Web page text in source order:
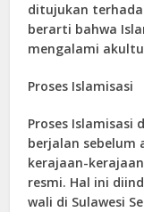
ditujukan
berarti bahwa
mengalami
Proses Islamisasi
Proses Islamisasi
berjalan sebelum
kerajaan-
resmi. Hal ini
wali di Sulawesi